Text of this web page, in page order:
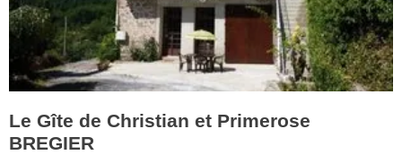
Le Gîte de Christian et Primerose
BREGIER